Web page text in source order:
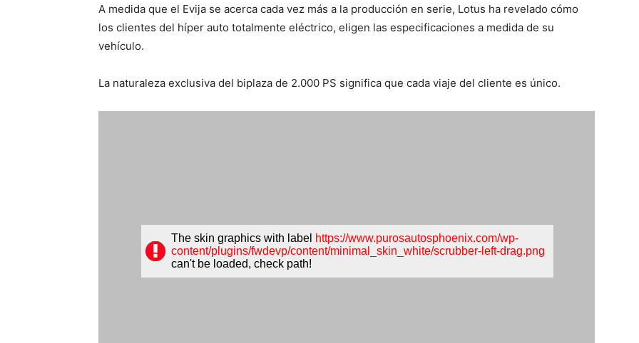
A medida que el Evija se acerca cada vez más a la producción en serie, Lotus ha revelado cómo
los clientes del híper auto totalmente eléctrico, eligen las especificaciones a medida de su
vehículo.
La naturaleza exclusiva del biplaza de 2.000 PS significa que cada viaje del cliente es único.